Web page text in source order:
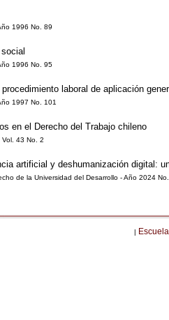
1996 No. 89
1996 No. 95
laboral de aplicación
1997 No. 101
en el Derecho del Trabajo chileno
43 No. 2
artificial y deshumanización digital:
de la Universidad del Desarrollo - Año 2024
|